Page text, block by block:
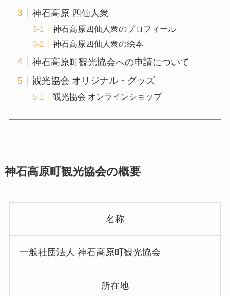
神石高原 四仙人衆
神石高原四仙人衆のプロフィール
神石高原四仙人衆の絵本
神石高原町観光協会への申請について
観光協会 オリジナル・グッズ
観光協会 オンラインショップ
神石高原町観光協会の概要
名称
一般社団法人 神石高原町観光協会
所在地